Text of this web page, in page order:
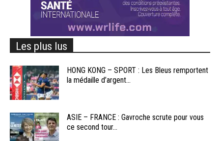
Les plus lus
HONG KONG – SPORT : Les Bleus remportent
la médaille d’argent...
ASIE – FRANCE : Gavroche scrute pour vous
ce second tour...